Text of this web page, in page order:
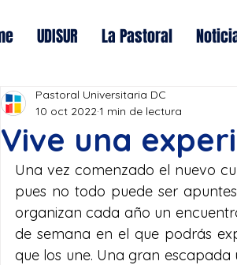
UDISUR La Pastoral
Vive una
Pastoral Universitaria DC
10 oct 20221 min de lectura
Una vez comenzado el nuevo
pues no todo puede ser
organizan cada año un
de semana en el que podrás
que los une. Una gran